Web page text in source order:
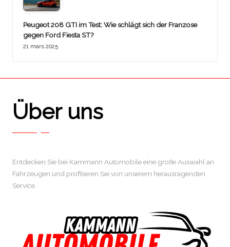
Peugeot 208 GTI im Test: Wie schlägt sich der Franzose
gegen Ford Fiesta ST?
21 mars 2025
Über uns
Entdecken Sie bei Kammann Automobile eine große Auswahl an
Fahrzeugen und profitieren Sie von unserem herausragenden
Service.